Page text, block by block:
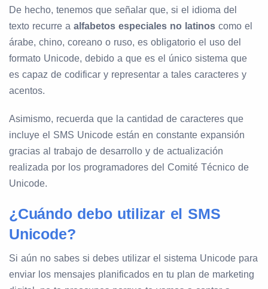
De hecho, tenemos que señalar que, si el idioma del
texto recurre a alfabetos especiales no latinos como el
árabe, chino, coreano o ruso, es obligatorio el uso del
formato Unicode, debido a que es el único sistema que
es capaz de codificar y representar a tales caracteres y
acentos.
Asimismo, recuerda que la cantidad de caracteres que
incluye el SMS Unicode están en constante expansión
gracias al trabajo de desarrollo y de actualización
realizada por los programadores del Comité Técnico de
Unicode.
¿Cuándo debo utilizar el SMS
Unicode?
Si aún no sabes si debes utilizar el sistema Unicode para
enviar los mensajes planificados en tu plan de marketing